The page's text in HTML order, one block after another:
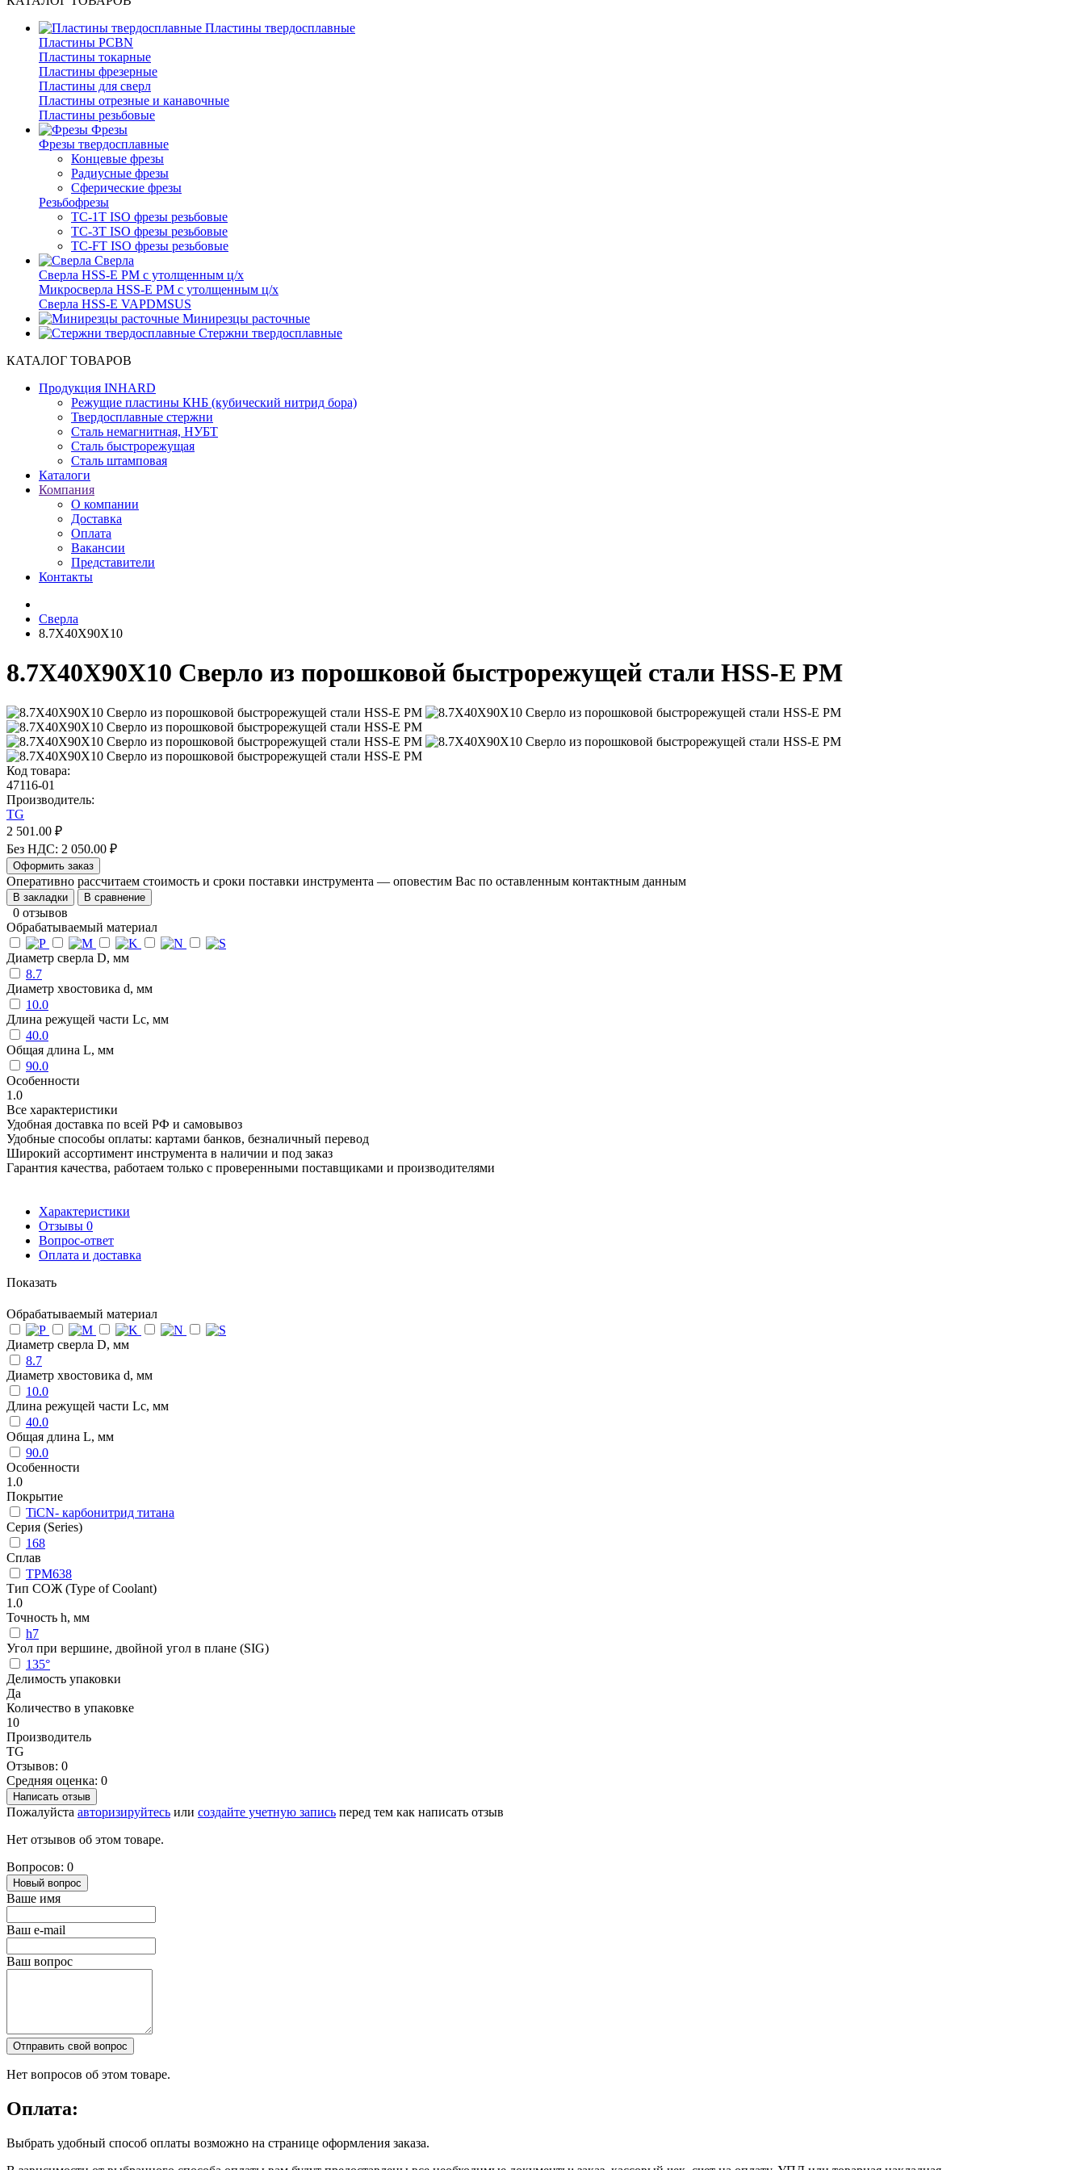
Пластины твердосплавные
Пластины PCBN
Пластины токарные
Пластины фрезерные
Пластины для сверл
Пластины отрезные и канавочные
Пластины резьбовые
Фрезы
Фрезы твердосплавные
Концевые фрезы
Радиусные фрезы
Сферические фрезы
Резьбофрезы
TC-1T ISO фрезы резьбовые
TC-3T ISO фрезы резьбовые
TC-FT ISO фрезы резьбовые
Сверла
Cверла HSS-E PM c утолщенным ц/х
Микросверла HSS-E PM c утолщенным ц/х
Сверла HSS-E VAPDMSUS
Минирезцы расточные
Cтержни твердосплавные
КАТАЛОГ ТОВАРОВ
Продукция INHARD
Режущие пластины КНБ (кубический нитрид бора)
Твердосплавные стержни
Сталь немагнитная, НУБТ
Сталь быстрорежущая
Сталь штамповая
Каталоги
Компания
О компании
Доставка
Оплата
Вакансии
Представители
Контакты
Сверла
8.7X40X90X10
8.7X40X90X10 Сверло из порошковой быстрорежущей стали HSS-E PM
Код товара:
47116-01
Производитель:
TG
2 501.00 ₽
Без НДС: 2 050.00 ₽
Оформить заказ
Оперативно рассчитаем стоимость и сроки поставки инструмента — оповестим Вас по оставленным контактным данным
В закладки В сравнение
0 отзывов
Обрабатываемый материал
Диаметр сверла D, мм
8.7
Диаметр хвостовика d, мм
10.0
Длина режущей части Lc, мм
40.0
Общая длина L, мм
90.0
Особенности
1.0
Все характеристики
Удобная доставка по всей РФ и самовывоз
Удобные способы оплаты: картами банков, безналичный перевод
Широкий ассортимент инструмента в наличии и под заказ
Гарантия качества, работаем только с проверенными поставщиками и производителями
Характеристики
Отзывы 0
Вопрос-ответ
Оплата и доставка
Показать
Обрабатываемый материал
Диаметр сверла D, мм
8.7
Диаметр хвостовика d, мм
10.0
Длина режущей части Lc, мм
40.0
Общая длина L, мм
90.0
Особенности
1.0
Покрытие
TiCN- карбонитрид титана
Серия (Series)
168
Сплав
TPM638
Тип СОЖ (Type of Coolant)
1.0
Точность h, мм
h7
Угол при вершине, двойной угол в плане (SIG)
135°
Делимость упаковки
Да
Количество в упаковке
10
Производитель
TG
Отзывов: 0
Средняя оценка: 0
Написать отзыв
Пожалуйста авторизируйтесь или создайте учетную запись перед тем как написать отзыв
Нет отзывов об этом товаре.
Вопросов: 0
Новый вопрос
Ваше имя
Ваш e-mail
Ваш вопрос
Отправить свой вопрос
Нет вопросов об этом товаре.
Оплата:
Выбрать удобный способ оплаты возможно на странице оформления заказа.